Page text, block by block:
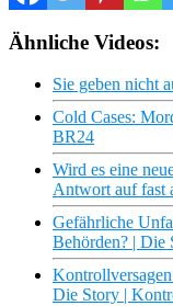
Ähnliche Videos:
Sie geben nicht
Cold Cases:
BR24
Wird es eine
Antwort auf fast
Gefährliche
Behörden? | Die
Die Story |